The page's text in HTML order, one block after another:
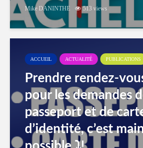
Mike DANINTHE 513 views
ACCUEIL ACTUALITÉ PUBLICATIONS
Prendre rendez-
pour les demandes
passeport et de
d’identité, c’est